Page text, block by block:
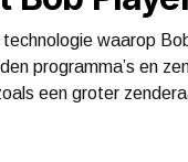
waarop
programma’s en
een groter